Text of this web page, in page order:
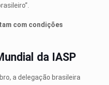
com condições
da IASP
a delegação brasileira